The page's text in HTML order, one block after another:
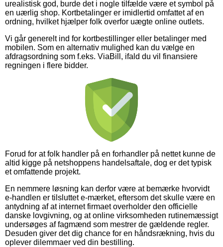
urealistisk god, burde det i nogle tilfælde være et symbol på
en uærlig shop. Kortbetalinger er imidlertid omfattet af en
ordning, hvilket hjælper folk overfor uægte online outlets.
Vi går generelt ind for kortbestillinger eller betalinger med
mobilen. Som en alternativ mulighed kan du vælge en
afdragsordning som f.eks. ViaBill, ifald du vil finansiere
regningen i flere bidder.
Forud for at folk handler på en forhandler på nettet kunne de
altid kigge på netshoppens handelsaftale, dog er det typisk
et omfattende projekt.
En nemmere løsning kan derfor være at bemærke hvorvidt
e-handlen er tilsluttet e-mærket, eftersom det skulle være en
antydning af at internet firmaet overholder den officielle
danske lovgivning, og at online virksomheden rutinemæssigt
undersøges af fagmænd som mestrer de gældende regler.
Desuden giver det dig chance for en håndsrækning, hvis du
oplever dilemmaer ved din bestilling.